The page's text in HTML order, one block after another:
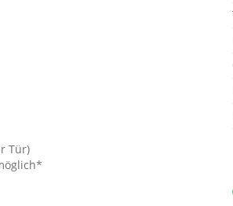
Tür)